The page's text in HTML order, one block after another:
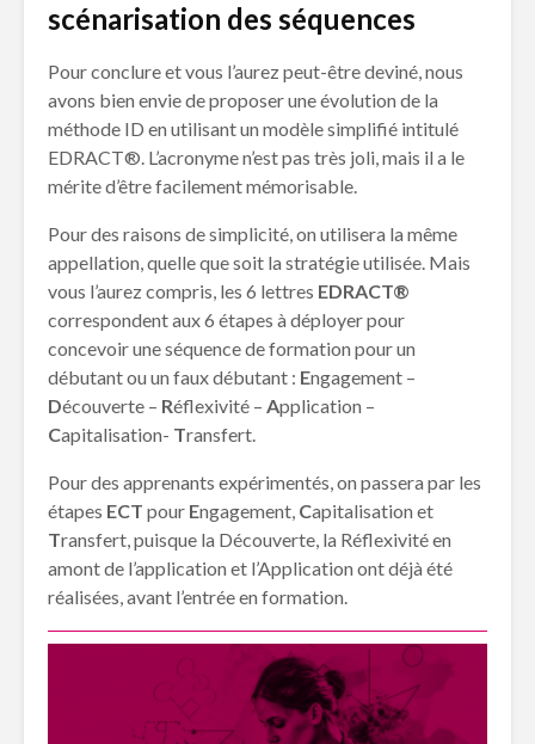
scénarisation des séquences
Pour conclure et vous l’aurez peut-être deviné, nous
avons bien envie de proposer une évolution de la
méthode ID en utilisant un modèle simplifié intitulé
EDRACT®. L’acronyme n’est pas très joli, mais il a le
mérite d’être facilement mémorisable.
Pour des raisons de simplicité, on utilisera la même
appellation, quelle que soit la stratégie utilisée. Mais
vous l’aurez compris, les 6 lettres EDRACT®
correspondent aux 6 étapes à déployer pour
concevoir une séquence de formation pour un
débutant ou un faux débutant : Engagement –
Découverte – Réflexivité – Application –
Capitalisation- Transfert.
Pour des apprenants expérimentés, on passera par les
étapes ECT pour Engagement, Capitalisation et
Transfert, puisque la Découverte, la Réflexivité en
amont de l’application et l’Application ont déjà été
réalisées, avant l’entrée en formation.